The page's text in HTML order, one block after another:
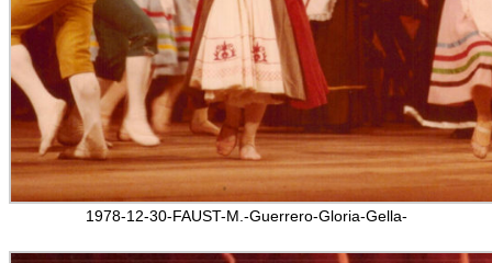
1978-12-30-FAUST-M.-Guerrero-Gloria-Gella-